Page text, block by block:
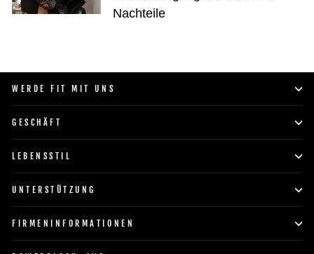
Nachteile
WERDE FIT MIT UNS
GESCHÄFT
LEBENSSTIL
UNTERSTÜTZUNG
FIRMENINFORMATIONEN